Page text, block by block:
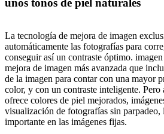
unos tonos de piel naturales
La tecnología de mejora de imagen
automáticamente las fotografías para
conseguir así un contraste óptimo.
mejora de imagen más avanzada que
de la imagen para contar con una mayor
color, y con un contraste inteligente. Pero
ofrece colores de piel mejorados,
visualización de fotografías sin parpadeo,
importante en las imágenes fijas.